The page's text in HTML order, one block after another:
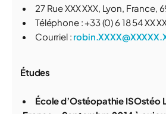
27 Rue XXX XXX, Lyon, France,
Téléphone : +33 (0) 6 18 54 XX
Courriel :
Études
École d’Ostéopathie ISOstéo